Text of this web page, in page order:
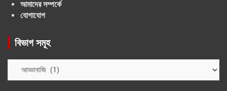
আমাদের সম্পর্কে
যোগাযোগ
বিভাগ সমূহ